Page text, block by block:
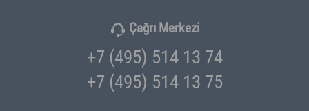
Çağrı Merkezi
+7 (495) 514 13 74
+7 (495) 514 13 75